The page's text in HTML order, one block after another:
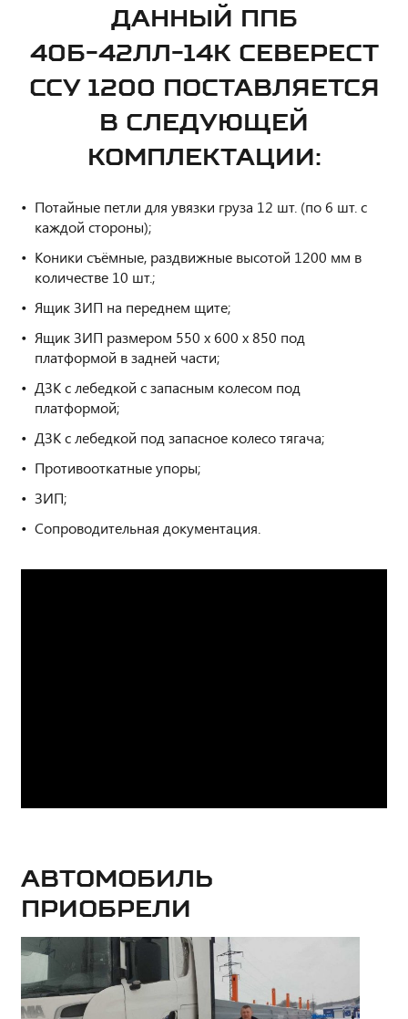
ДАННЫЙ ППБ
40Б-42ЛЛ-14К СЕВЕРЕСТ
ССУ 1200 ПОСТАВЛЯЕТСЯ
В СЛЕДУЮЩЕЙ
КОМПЛЕКТАЦИИ:
Потайные петли для увязки груза 12 шт. (по 6 шт. с
каждой стороны);
Коники съёмные, раздвижные высотой 1200 мм в
количестве 10 шт.;
Ящик ЗИП на переднем щите;
Ящик ЗИП размером 550 х 600 х 850 под
платформой в задней части;
ДЗК с лебедкой с запасным колесом под
платформой;
ДЗК с лебедкой под запасное колесо тягача;
Противооткатные упоры;
ЗИП;
Сопроводительная документация.
Автомобиль
приобрели